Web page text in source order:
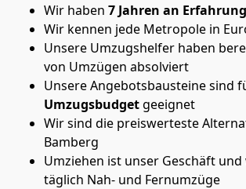
Wir haben 7 Jahren an Erfahrung
Wir kennen jede Metropole in
Unsere Umzugshelfer haben
von Umzügen absolviert
Unsere Angebotsbausteine sind
Umzugsbudgetgeeignet
Wir sind die preiswerteste
Bamberg
Umziehen ist unser Geschäft
täglich Nah- und Fernumzüge